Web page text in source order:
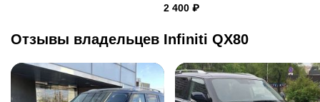
2 400 ₽
Отзывы владельцев Infiniti QX80